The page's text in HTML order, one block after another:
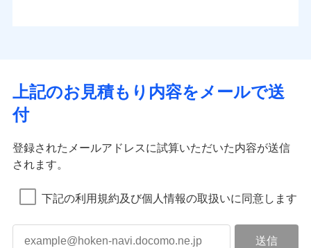
上記のお見積もり内容をメールで送
付
登録されたメールアドレスに試算いただいた内容が送信
されます。
下記の利用規約及び個人情報の取扱いに同意します